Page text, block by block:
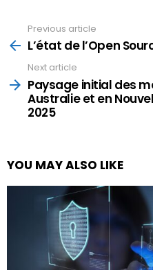
more
Previous article
L’état de l’Open
Next article
Paysage initial des
Australie et en
2025
YOU MAY ALSO LIKE